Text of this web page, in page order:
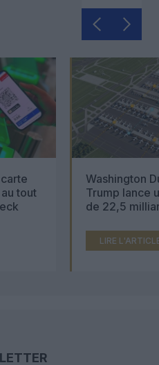
tout
Washington
Trump lance
de 22,5
LIRE